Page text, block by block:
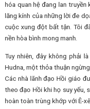
hóa quan hệ đang lan
lăng kính của những lời đe
cuộc xung đột bất tận. Tôi
nền hòa bình mong manh.
Tuy nhiên, đây không phải
Hudna, một thỏa thuận
Các nhà lãnh đạo Hồi giáo
theo đạo Hồi khi họ suy yếu,
hoàn toàn trùng khớp với Ê-